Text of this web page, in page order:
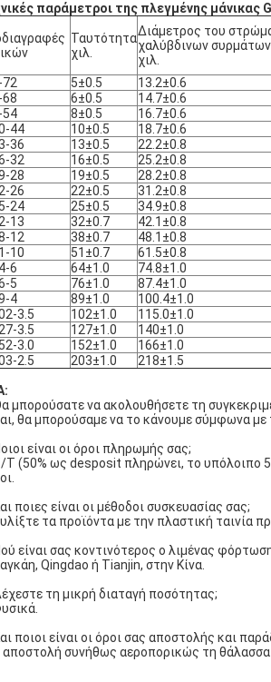
παράμετροι της πλεγμένης
Ταυτότητα
χιλ.
Διάμετρος του
χαλύβδινων συρμάτων
χιλ.
5±0.5 13.2±0.6
6±0.5 14.7±0.6
54
8±0.5 16.7±0.6
44
10±0.5 18.7±0.6
36
13±0.5 22.2±0.8
32
16±0.5 25.2±0.8
28
19±0.5 28.2±0.8
26
22±0.5 31.2±0.8
24
25±0.5 34.9±0.8
13
32±0.7 42.1±0.8
12
38±0.7 48.1±0.8
10
51±0.7 61.5±0.8
6
64±1.0 74.8±1.0
5
76±1.0 87.4±1.0
4
89±1.0 100.4±1.0
3.5
102±1.0 115.0±1.0
3.5
127±1.0 140±1.0
3.0
152±1.0 166±1.0
2.5
203±1.0 218±1.5
μπορούσατε να ακολουθήσετε τη
θα μπορούσαμε να το κάνουμε σύμφωνα με
είναι οι όροι πληρωμής σας;
T (50% ως desposit πληρώνει, το υπόλοιπο
ποιες είναι οι μέθοδοι συσκευασίας σας;
τα προϊόντα με την πλαστική ταινία
είναι σας κοντινότερος ο λιμένας
Qingdao ή Tianjin, στην Κίνα.
τη μικρή διαταγή ποσότητας;
ποιοι είναι οι όροι σας αποστολής και
αποστολή συνήθως αεροπορικώς τη θάλασσα